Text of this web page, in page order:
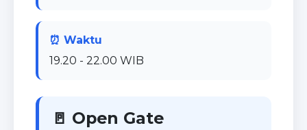
⏰ Waktu
19.20 - 22.00 WIB
🚪 Open Gate